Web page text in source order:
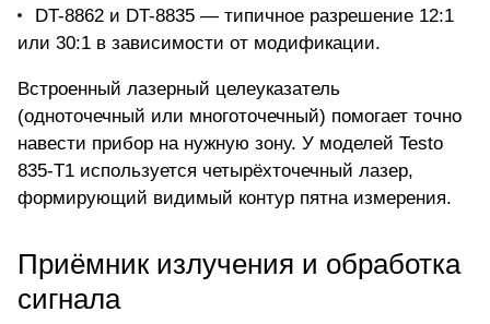
DT-8862 и DT-8835 — типичное разрешение 12:1
или 30:1 в зависимости от модификации.
Встроенный лазерный целеуказатель
(одноточечный или многоточечный) помогает точно
навести прибор на нужную зону. У моделей Testo
835-T1 используется четырёхточечный лазер,
формирующий видимый контур пятна измерения.
Приёмник излучения и обработка
сигнала